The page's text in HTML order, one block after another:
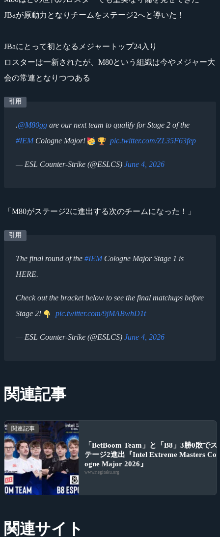
JBaが原動力となりチームをステージ2へと導いた！
JBaにとって初となるメジャートップ24入り
ロスターは一新されたが、M80という組織は今やメジャー大
会の常連となりつつある
.@M80gg are our next team to qualify for Stage 2 of the
#IEMCologne Major! pic.twitter.com/ZL35F63fep
— ESL Counter-Strike (@ESLCS) June 4, 2026
「M80がステージ2に進出する次のチームになった！」
The final round of the #IEMCologne Major Stage 1 is
HERE.
Check out the bracket below to see the final matchups before
Stage 2!
pic.twitter.com/9jMABwhD1t
— ESL Counter-Strike (@ESLCS) June 4, 2026
関連記事
関連記事
「BetBoom Team」と「B8」3勝0敗でス
テージ2進出『Intel Extreme Masters Col
ogne Major 2026』
www.negitaku.org
関連サイト